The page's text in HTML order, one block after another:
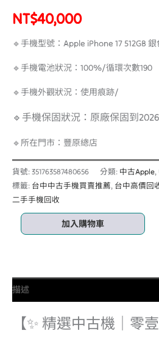
NT$40,000
🔹手機型號：Apple iPhone 17 512GB
🔹手機電池狀況：100%/循環次數190
🔹手機外觀狀況：使用痕跡/
🔹手機保固狀況：原廠保固到
🔹所在門市：豐原總店
貨號: 351763587480656 分類: 中古Apple,
標籤: 台中中古手機買賣推薦, 台中高價回
二手手機回收
加入購物車
描述
【✨ 精選中古機｜零壹